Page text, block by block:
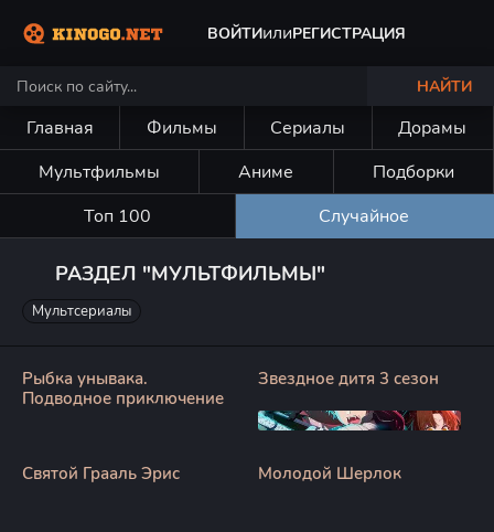
ВОЙТИилиРЕГИСТРАЦИЯ
НАЙТИ
Главная Фильмы Сериалы
Дорамы
Мультфильмы
Аниме
Подборки
Топ 100
Случайное
РАЗДЕЛ "МУЛЬТФИЛЬМЫ"
Мультсериалы
Рыбка унывака.
Подводное приключение
Звездное дитя 3 сезон
Святой Грааль Эрис Молодой Шерлок